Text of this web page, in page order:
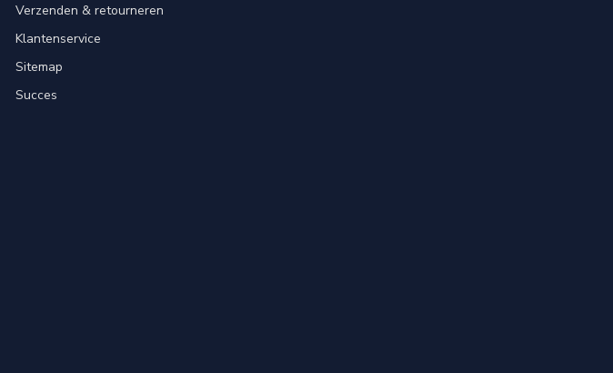
Verzenden & retourneren
Klantenservice
Sitemap
Succes